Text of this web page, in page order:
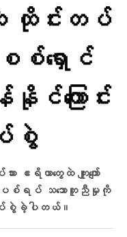
ထိုင်းတပ်
စ်ရှောင်
ကြောင်း
ပ်စွဲ
ယာတွေထဲ ကျူးကျော်
ပစ်ရပ် သဘောတူညီမှုကို
စွပ်စွဲခဲ့ပါတယ်။